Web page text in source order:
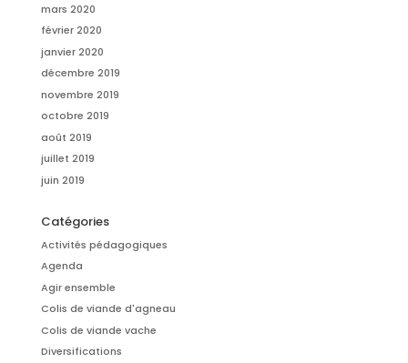
mars 2020
février 2020
janvier 2020
décembre 2019
novembre 2019
octobre 2019
août 2019
juillet 2019
juin 2019
Catégories
Activités pédagogiques
Agenda
Agir ensemble
Colis de viande d'agneau
Colis de viande vache
Diversifications